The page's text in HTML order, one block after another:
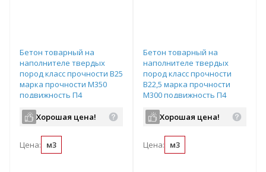
Бетон товарный на
наполнителе твердых
пород класс прочности В25
марка прочности М350
подвижность П4
Хорошая цена!
Цена: м3
Бетон товарный на
наполнителе твердых
пород класс прочности
В22,5 марка прочности
М300 подвижность П4
Хорошая цена!
Цена: м3